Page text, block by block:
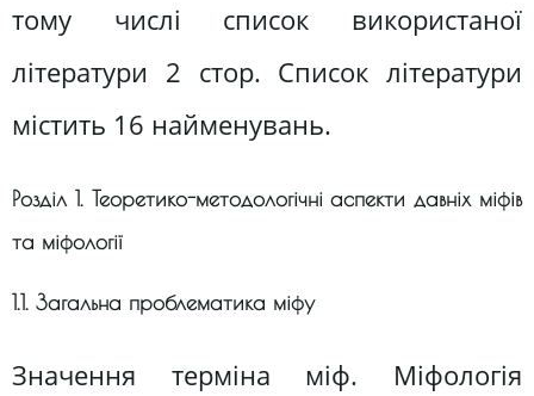
тому числі список використаної
літератури 2 стор. Список літератури
містить 16 найменувань.
Розділ 1. Теоретико-методологічні аспекти давніх міфів
та міфології
1.1. Загальна проблематика міфу
Значення терміна міф. Міфологія